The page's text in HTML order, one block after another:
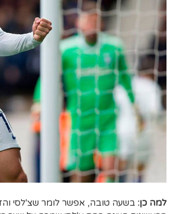
למה כן: בשעה טובה, אפשר לומר שצ'לסי